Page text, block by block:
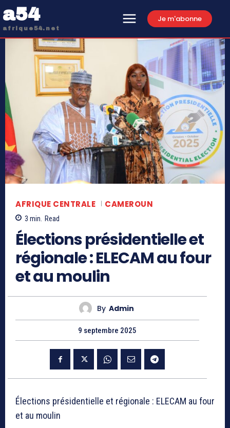
a54
afrique54.net
Je m'abonne
AFRIQUE CENTRALE CAMEROUN
3 min. Read
Élections présidentielle et
régionale : ELECAM au four
et au moulin
By Admin
9 septembre 2025
Élections présidentielle et régionale : ELECAM au four
et au moulin